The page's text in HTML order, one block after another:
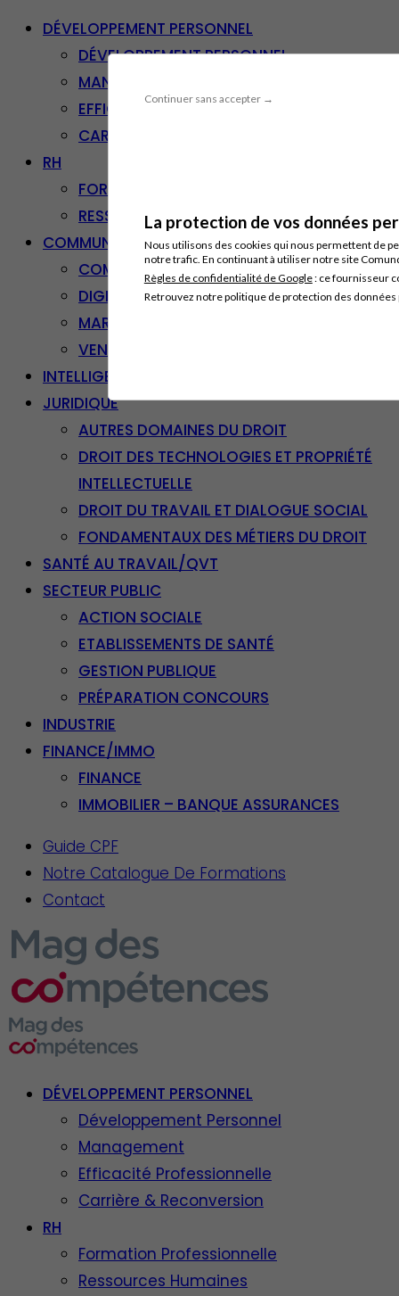
Continuer sans accepter →
La protection de vos données
Nous utilisons des cookies qui nous permettent de
notre trafic. En continuant à utiliser notre site
Règles de confidentialité de Google: ce fournisseur
Retrouvez notre politique de protection des
DÉVELOPPEMENT PERSONNEL
DÉVELOPPEMENT PERSONNEL
MANAGEMENT
EFFICACITÉ PROFESSIONNELLE
CARRIÈRE & RECONVERSION
RH
FORMATION PROFESSIONNELLE
RESSOURCES HUMAINES
COMMUNICATION/DIGITAL
COMMUNICATION
DIGITAL
MARKETING
VENTE – RELATION CLIENT
INTELLIGENCE ARTIFICIELLE
JURIDIQUE
AUTRES DOMAINES DU DROIT
DROIT DES TECHNOLOGIES ET PROPRIÉTÉ
INTELLECTUELLE
DROIT DU TRAVAIL ET DIALOGUE SOCIAL
FONDAMENTAUX DES MÉTIERS DU DROIT
SANTÉ AU TRAVAIL/QVT
SECTEUR PUBLIC
ACTION SOCIALE
ETABLISSEMENTS DE SANTÉ
GESTION PUBLIQUE
PRÉPARATION CONCOURS
INDUSTRIE
FINANCE/IMMO
FINANCE
IMMOBILIER – BANQUE ASSURANCES
Guide CPF
Notre Catalogue De Formations
Contact
DÉVELOPPEMENT PERSONNEL
Développement Personnel
Management
Efficacité Professionnelle
Carrière & Reconversion
RH
Formation Professionnelle
Ressources Humaines